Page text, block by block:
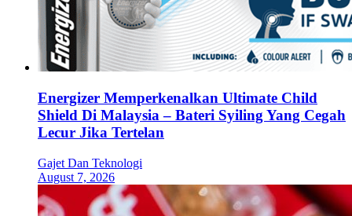
Energizer Memperkenalkan Ultimate Child
Shield Di Malaysia – Bateri Syiling Yang Cegah
Lecur Jika Tertelan
Gajet Dan Teknologi
August 7, 2026